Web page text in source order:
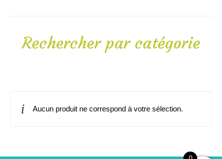
Rechercher par catégorie
Aucun produit ne correspond à votre sélection.